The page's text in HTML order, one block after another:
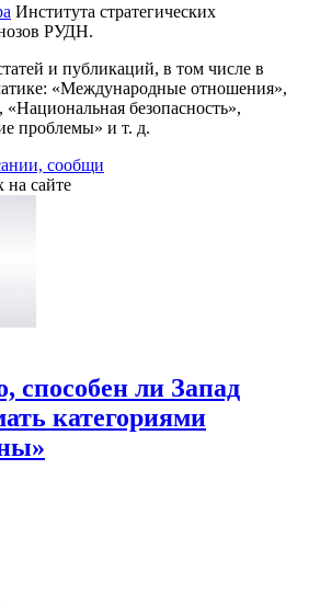
Института стратегических
РУДН.
и публикаций, в том числе в
«Международные отношения»,
безопасность»,
проблемы» и т. д.
сообщи
на сайте
способен ли Запад
категориями